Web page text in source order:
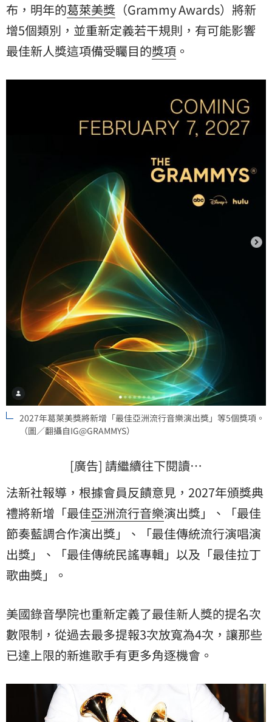
布，明年的葛萊美獎 （Grammy Awards）將新
增5個類別，並重新定義若干規則，有可能影響
最佳新人獎這項備受矚目的獎項 。
2027年葛萊美獎將新增「最佳亞洲流行音樂演出獎」等5個獎項。
（圖／翻攝自IG@GRAMMYS）
[廣告] 請繼續往下閱讀…
法新社報導，根據會員反饋意見，2027年頒獎典
禮將新增「最佳亞洲流行音樂演出獎」、「最佳
節奏藍調合作演出獎」、「最佳傳統流行演唱演
出獎」、「最佳傳統民謠專輯」以及「最佳拉丁
歌曲獎」。
美國錄音學院也重新定義了最佳新人獎的提名次
數限制，從過去最多提報3次放寬為4次，讓那些
已達上限的新進歌手有更多角逐機會。